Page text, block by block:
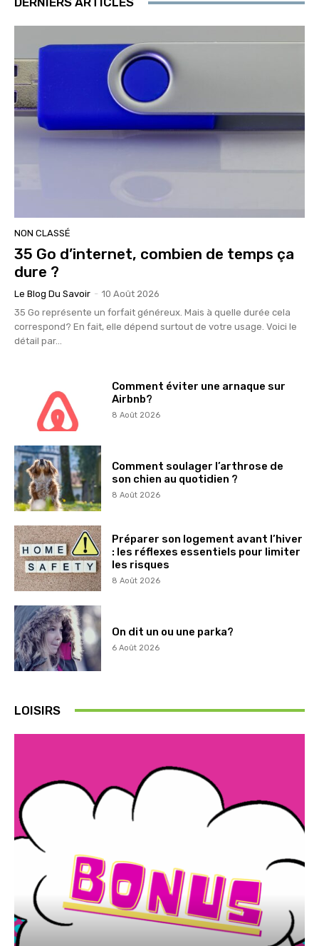
NON CLASSÉ
35 Go d’internet, combien de temps ça
dure ?
Le Blog Du Savoir - 10 Août 2026
35 Go représente un forfait généreux. Mais à quelle durée cela
correspond? En fait, elle dépend surtout de votre usage. Voici le
détail par...
Comment éviter une arnaque sur
Airbnb?
8 Août 2026
Comment soulager l’arthrose de
son chien au quotidien ?
8 Août 2026
Préparer son logement avant l’hiver
: les réflexes essentiels pour limiter
les risques
8 Août 2026
On dit un ou une parka?
6 Août 2026
LOISIRS